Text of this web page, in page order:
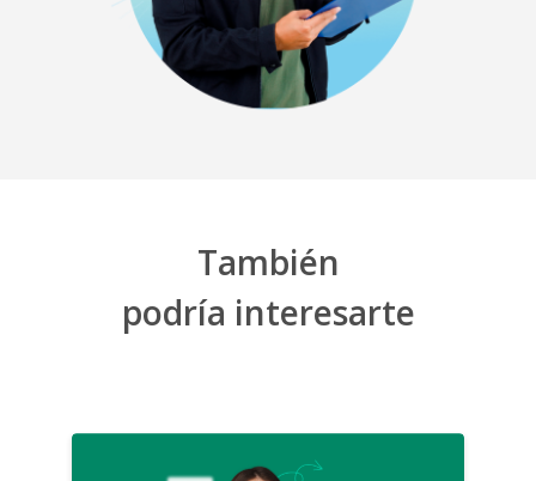
También
podría interesarte